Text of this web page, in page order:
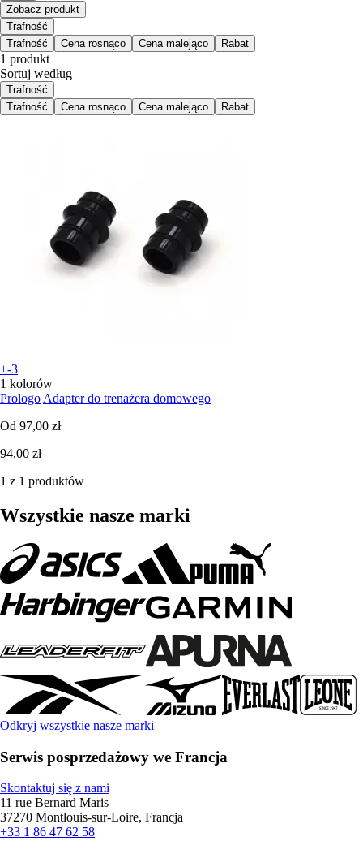
Zobacz produkt
Trafność
Trafność
Cena rosnąco Cena malejąco Rabat
1 produkt
Sortuj według
Trafność
Trafność
Cena rosnąco Cena malejąco Rabat
+-3
1 kolorów
Prologo Adapter do trenażera domowego
Od 97,00 zł
94,00 zł
1 z 1 produktów
Wszystkie nasze marki
Odkryj wszystkie nasze marki
Serwis posprzedażowy we Francja
Skontaktuj się z nami
11 rue Bernard Maris
37270 Montlouis-sur-Loire, Francja
+33 1 86 47 62 58